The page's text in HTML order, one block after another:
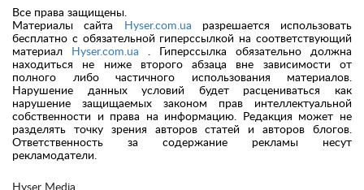
Hyser Media
Все права защищены.
Материалы сайта
Hyser.com.ua разрешается использовать
бесплатно с обязательной гиперссылкой на соответствующий
материал
Hyser.com.ua . Гиперссылка обязательно должна
находиться не ниже второго абзаца вне зависимости от
полного либо частичного использования материалов.
Нарушение данных условий будет расцениваться как
нарушение защищаемых законом прав интеллектуальной
собственности и права на информацию. Редакция может не
разделять точку зрения авторов статей и авторов блогов.
Ответственность за содержание рекламы несут
рекламодатели.